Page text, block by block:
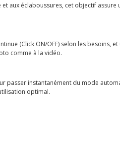
aux éclaboussures, cet objectif
(Click ON/OFF) selon les besoins,
comme à la vidéo.
passer instantanément du mode
optimal.